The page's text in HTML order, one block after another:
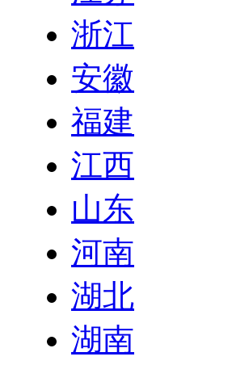
浙江
安徽
福建
江西
山东
河南
湖北
湖南